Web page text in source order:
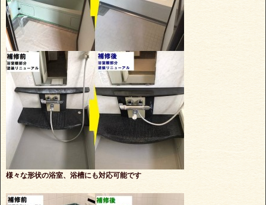
様々な形状の浴室、浴槽にも対応可能です